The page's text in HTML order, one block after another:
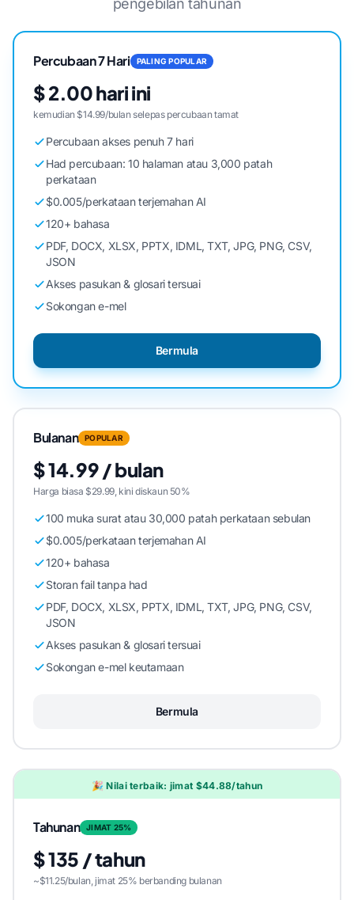
pengebilan tahunan
Percubaan 7 Hari PALING POPULAR
$ 2.00 hari ini
kemudian $14.99/bulan selepas percubaan tamat
Percubaan akses penuh 7 hari
Had percubaan: 10 halaman atau 3,000 patah
perkataan
$0.005/perkataan terjemahan AI
120+ bahasa
PDF, DOCX, XLSX, PPTX, IDML, TXT, JPG, PNG, CSV,
JSON
Akses pasukan & glosari tersuai
Sokongan e-mel
Bermula
Bulanan POPULAR
$ 14.99 / bulan
Harga biasa $29.99, kini diskaun 50%
100 muka surat atau 30,000 patah perkataan sebulan
$0.005/perkataan terjemahan AI
120+ bahasa
Storan fail tanpa had
PDF, DOCX, XLSX, PPTX, IDML, TXT, JPG, PNG, CSV,
JSON
Akses pasukan & glosari tersuai
Sokongan e-mel keutamaan
Bermula
🎉 Nilai terbaik: jimat $44.88/tahun
Tahunan JIMAT 25%
$ 135 / tahun
~$11.25/bulan, jimat 25% berbanding bulanan